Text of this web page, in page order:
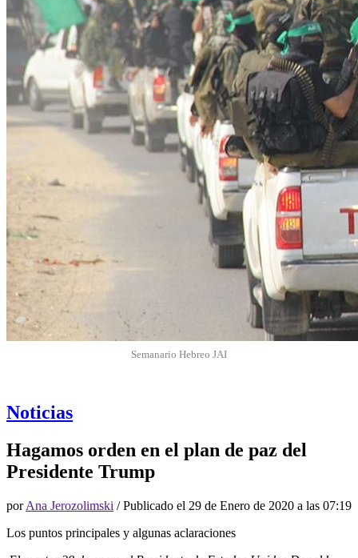
Semanario Hebreo JAI
Noticias
Hagamos orden en el plan de paz del
Presidente Trump
porAna Jerozolimski / Publicado el 29 de Enero de 2020 a las 07:19
Los puntos principales y algunas aclaraciones